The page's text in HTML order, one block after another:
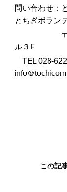
問い合わせ：
とちぎボラン
〒320-
ル３F
TEL 028-
info＠
この記